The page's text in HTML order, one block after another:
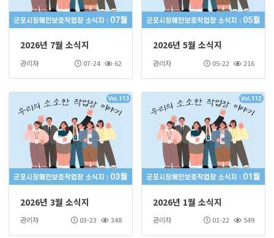
2026년 7월 소식지
관리자 07-24 62
2026년 5월 소식지
관리자 05-22 216
2026년 3월 소식지
관리자 03-23 348
2026년 1월 소식지
관리자 01-22 549